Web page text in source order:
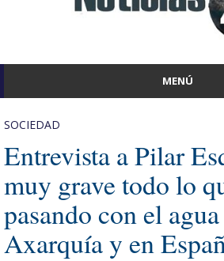
MENÚ
SOCIEDAD
Entrevista a Pilar
muy grave todo lo
pasando con el
Axarquía y en